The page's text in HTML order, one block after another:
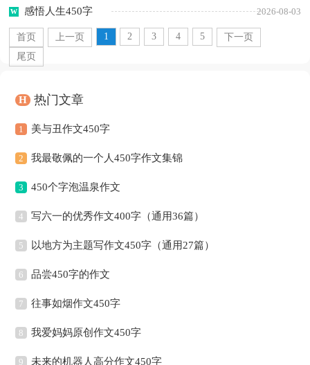
感悟人生450字 2026-08-03
首页 上一页 1 2 3 4 5
下一页
尾页
H 热门文章
1 美与丑作文450字
2 我最敬佩的一个人450字作文集锦
3 450个字泡温泉作文
4 写六一的优秀作文400字（通用36篇）
5 以地方为主题写作文450字（通用27篇）
6 品尝450字的作文
7 往事如烟作文450字
8 我爱妈妈原创作文450字
9 未来的机器人高分作文450字